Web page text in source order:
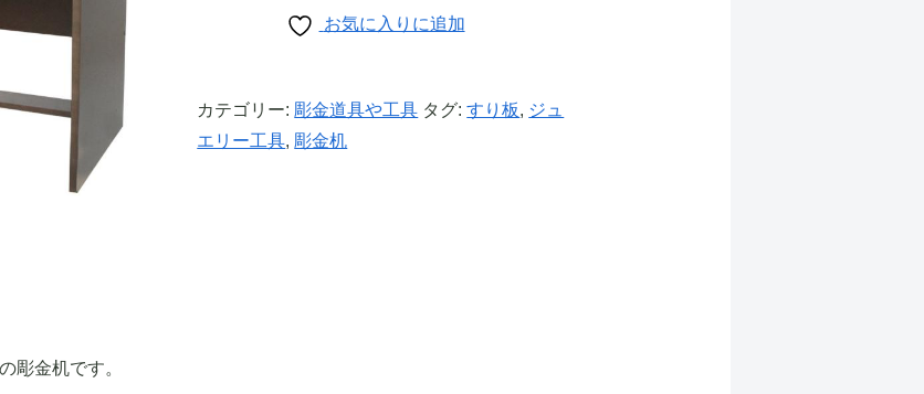
お気に入りに追加
カテゴリー: 彫金道具や工具 タグ:すり板, ジュ
エリー工具, 彫金机
彫金机です。